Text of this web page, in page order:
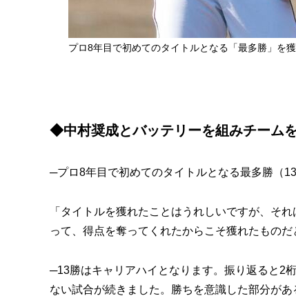
プロ8年目で初めてのタイトルとなる「最多勝」を獲
◆中村奨成とバッテリーを組みチーム
─プロ8年目で初めてのタイトルとなる最多勝（
「タイトルを獲れたことはうれしいですが、そ
って、得点を奪ってくれたからこそ獲れたもの
─13勝はキャリアハイとなります。振り返ると2
ない試合が続きました。勝ちを意識した部分があ